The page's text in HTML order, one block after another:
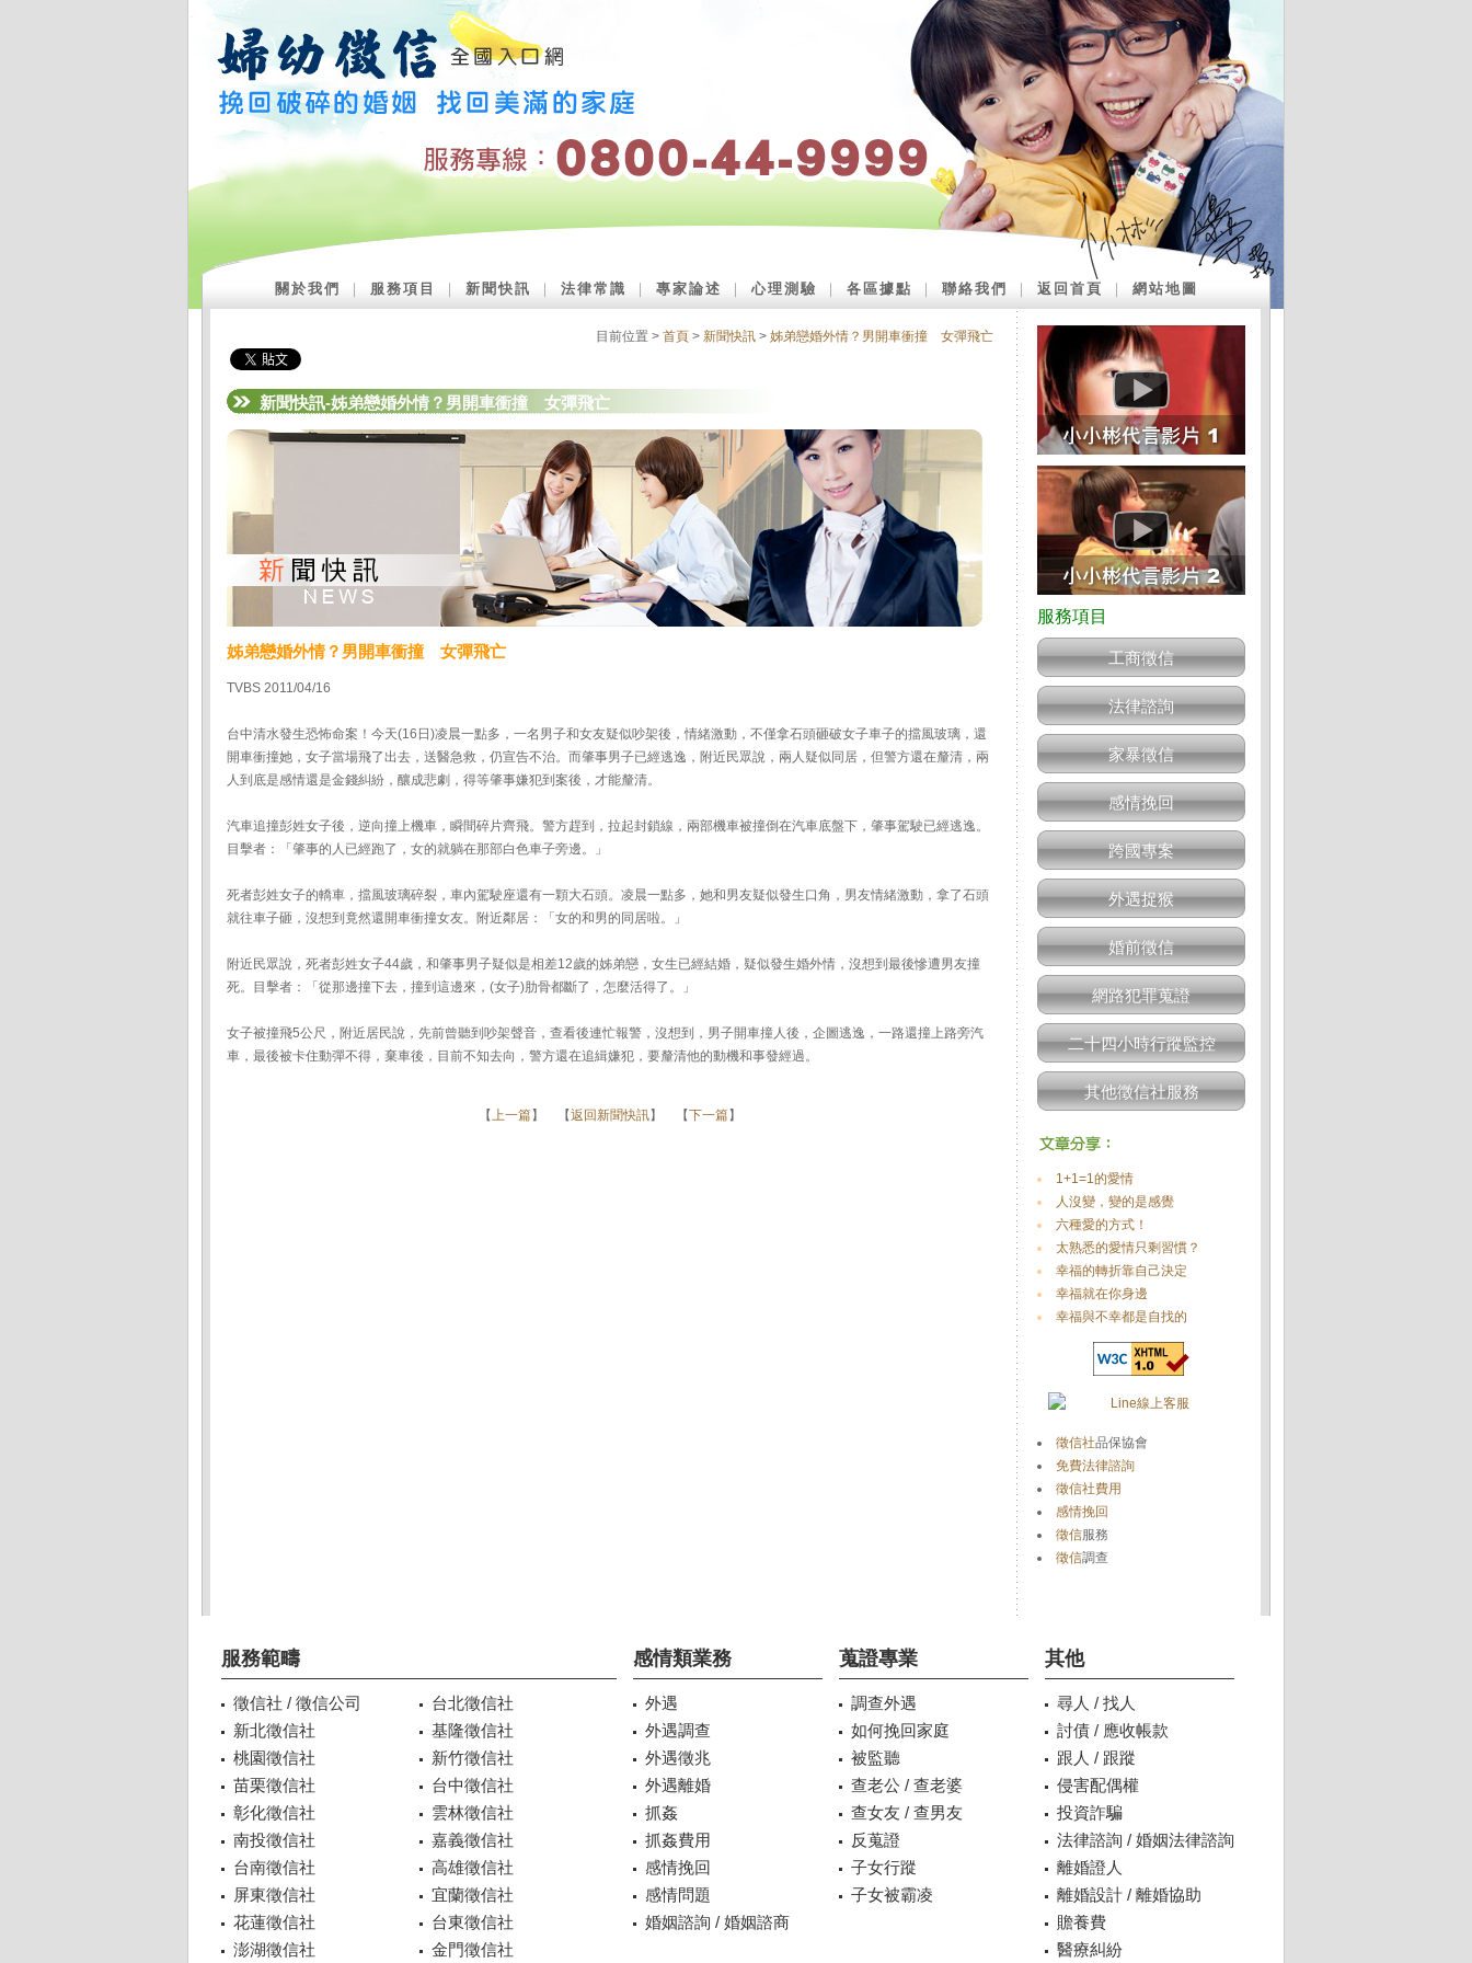
關於我們 服務項目 新聞快訊 法律常識 專家論述 ｜心理測驗 各區據點 聯絡我們 返回首頁 網站地圖
目前位置 > 首頁 > 新聞快訊 > 姊弟戀婚外情？男開車衝撞 女彈飛亡
新聞快訊-姊弟戀婚外情？男開車衝撞 女彈飛亡
姊弟戀婚外情？男開車衝撞 女彈飛亡
TVBS 2011/04/16
台中清水發生恐怖命案！今天(16日)凌晨一點多，一名男子和女友疑似吵架後，情緒激動，不僅拿石頭砸破女子車子的擋風玻璃，還
開車衝撞她，女子當場飛了出去，送醫急救，仍宣告不治。而肇事男子已經逃逸，附近民眾說，兩人疑似同居，但警方還在釐清，兩
人到底是感情還是金錢糾紛，釀成悲劇，得等肇事嫌犯到案後，才能釐清。
汽車追撞彭姓女子後，逆向撞上機車，瞬間碎片齊飛。警方趕到，拉起封鎖線，兩部機車被撞倒在汽車底盤下，肇事駕駛已經逃逸。
目擊者：「肇事的人已經跑了，女的就躺在那部白色車子旁邊。」
死者彭姓女子的轎車，擋風玻璃碎裂，車內駕駛座還有一顆大石頭。凌晨一點多，她和男友疑似發生口角，男友情緒激動，拿了石頭
就往車子砸，沒想到竟然還開車衝撞女友。附近鄰居：「女的和男的同居啦。」
附近民眾說，死者彭姓女子44歲，和肇事男子疑似是相差12歲的姊弟戀，女生已經結婚，疑似發生婚外情，沒想到最後慘遭男友撞
死。目擊者：「從那邊撞下去，撞到這邊來，(女子)肋骨都斷了，怎麼活得了。」
女子被撞飛5公尺，附近居民說，先前曾聽到吵架聲音，查看後連忙報警，沒想到，男子開車撞人後，企圖逃逸，一路還撞上路旁汽
車，最後被卡住動彈不得，棄車後，目前不知去向，警方還在追緝嫌犯，要釐清他的動機和事發經過。
【上一篇】 【返回新聞快訊】 【下一篇】
工商徵信
法律諮詢
家暴徵信
感情挽回
跨國專案
外遇捉猴
婚前徵信
網路犯罪蒐證
二十四小時行蹤監控
其他徵信社服務
1+1=1的愛情
人沒變，變的是感覺
六種愛的方式！
太熟悉的愛情只剩習慣？
幸福的轉折靠自己決定
幸福就在你身邊
幸福與不幸都是自找的
徵信社品保協會
免費法律諮詢
徵信社費用
感情挽回
徵信服務
徵信調查
服務範疇
徵信社 / 徵信公司
台北徵信社
新北徵信社
基隆徵信社
桃園徵信社
新竹徵信社
苗栗徵信社
台中徵信社
彰化徵信社
雲林徵信社
南投徵信社
嘉義徵信社
台南徵信社
高雄徵信社
屏東徵信社
宜蘭徵信社
花蓮徵信社
台東徵信社
澎湖徵信社
金門徵信社
感情類業務
外遇
外遇調查
外遇徵兆
外遇離婚
抓姦
抓姦費用
感情挽回
感情問題
婚姻諮詢 / 婚姻諮商
蒐證專業
調查外遇
如何挽回家庭
被監聽
查老公 / 查老婆
查女友 / 查男友
反蒐證
子女行蹤
子女被霸凌
其他
尋人 / 找人
討債 / 應收帳款
跟人 / 跟蹤
侵害配偶權
投資詐騙
法律諮詢 / 婚姻法律諮詢
離婚證人
離婚設計 / 離婚協助
贍養費
醫療糾紛